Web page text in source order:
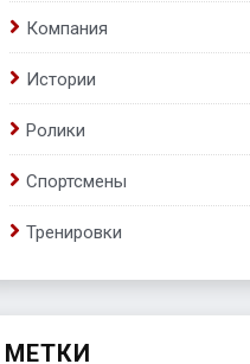
Компания
Истории
Ролики
Спортсмены
Тренировки
МЕТКИ